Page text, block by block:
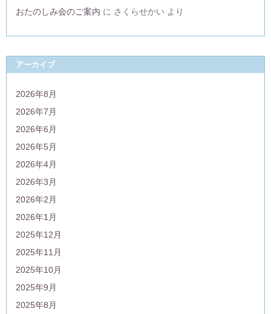
おたのしみ会のご案内 に さくらせかい より
アーカイブ
2026年8月
2026年7月
2026年6月
2026年5月
2026年4月
2026年3月
2026年2月
2026年1月
2025年12月
2025年11月
2025年10月
2025年9月
2025年8月